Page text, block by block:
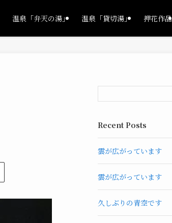
温泉「弁天の湯」 温泉「貸切湯」 押花作品
Recent Posts
雲が広がっています
雲が広がっています
久しぶりの青空です